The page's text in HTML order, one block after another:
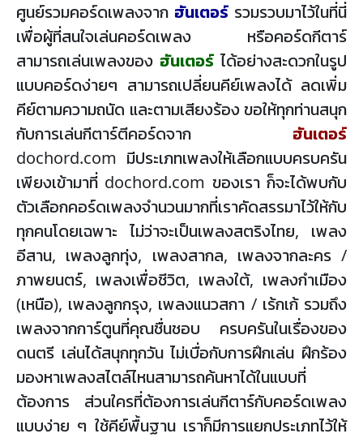
ศูนย์รวมคอร์ดเพลงจาก ฮันเตอร์ รวมรวบมาไว้ในที่นี่
เพื่อผู้ที่สนใจเล่นคอร์ดเพลง หรือคอร์ดกีตาร์
สามารถเล่นเพลงของ ฮันเตอร์ ได้อย่างสะดวกในรูป
แบบคอร์ดง่ายๆ สามารถเปลี่ยนคีย์เพลงได้ ลดเพิ่ม
คีย์ตามความถนัด และตามเสียงร้อง ขอให้ทุกท่านสนุก
กับการเล่นกีตาร์ตีคอร์ดจาก ฮันเตอร์
dochord.com มีประเภทเพลงให้เลือกแบบครบครัน
เพียงเข้ามาที่ dochord.com ของเรา ก็จะได้พบกับ
ตัวเลือกคอร์ดเพลงจำนวนมากที่เราคัดสรรมาไว้ให้กับ
ทุกคนโดยเฉพาะ ไม่ว่าจะเป็นเพลงสตริงไทย, เพลง
อีสาน, เพลงลูกทุ่ง, เพลงสากล, เพลงจากละคร /
ภาพยนตร์, เพลงเพื่อชีวิต, เพลงใต้, เพลงกำเมือง
(เหนือ), เพลงลูกกรุง, เพลงแนวสกา / เร้กเก้ รวมถึง
เพลงจากการ์ตูนที่คุณชื่นชอบ ครบครันในเรื่องของ
ดนตรี เล่นได้สนุกทุกวัน ไม่เบื่อกับการฝึกเล่น ฝึกร้อง
มองหาเพลงสไตล์ไหนสามารถค้นหาได้ในแบบที่
ต้องการ ส่วนใครที่ต้องการเล่นกีตาร์กับคอร์ดเพลง
แบบง่าย ๆ ใช้คีย์พื้นฐาน เราก็มีการแยกประเภทไว้ให้